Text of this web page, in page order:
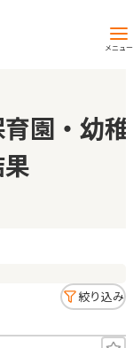
メニュー
園・幼稚
絞り込み